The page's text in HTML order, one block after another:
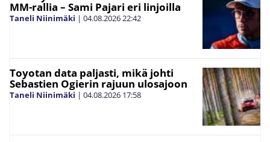
MM-rallia – Sami Pajari eri linjoilla
Taneli Niinimäki | 04.08.202622:42
Toyotan data paljasti, mikä johti
Sebastien Ogierin rajuun ulosajoon
Taneli Niinimäki | 04.08.2026 17:58